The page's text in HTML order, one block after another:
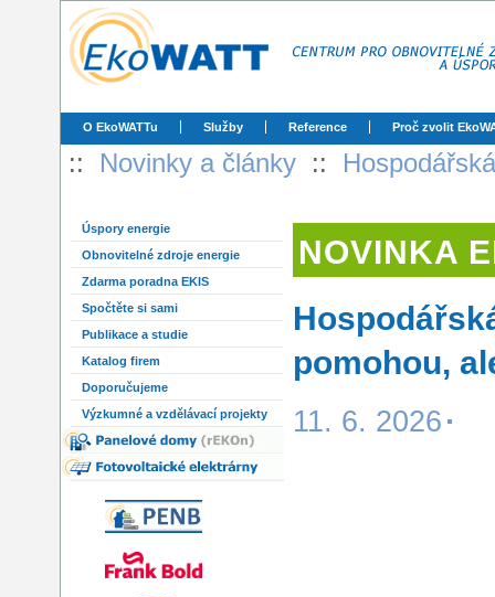
O EkoWATTu Služby Reference Proč zvolit
:: Novinky a články ::
Úspory energie
Obnovitelné zdroje energie
Zdarma poradna EKIS
Spočtěte si sami
Publikace a studie
Katalog firem
Doporučujeme
Výzkumné a vzdělávací projekty
NOVINKA
pomohou,
11. 6. 2026